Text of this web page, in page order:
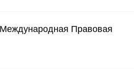
Правовая